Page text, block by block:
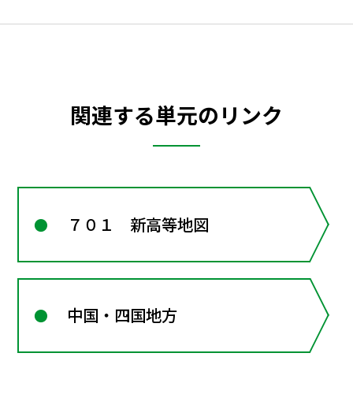
関連する単元のリンク
７０１ 新高等地図
中国・四国地方